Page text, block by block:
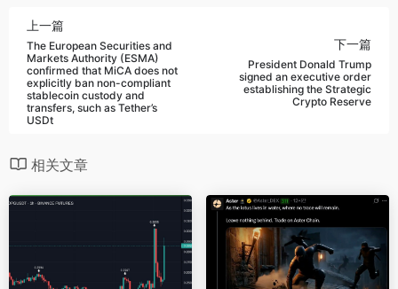
上一篇
The European Securities and
Markets Authority (ESMA)
confirmed that MiCA does not
explicitly ban non-compliant
stablecoin custody and
transfers, such as Tether’s
USDt
下一篇
President Donald Trump
signed an executive order
establishing the Strategic
Crypto Reserve
相关文章